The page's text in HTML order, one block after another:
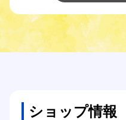
ショップ情報